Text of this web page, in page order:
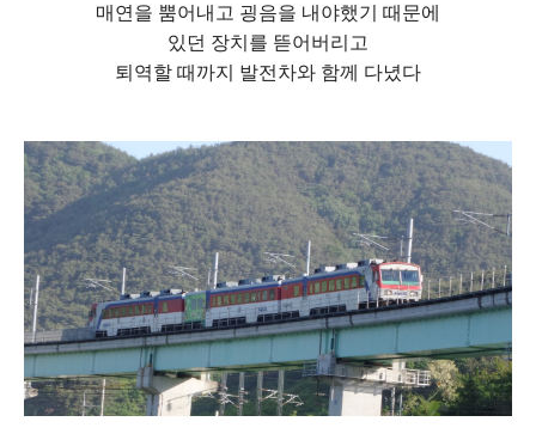
매연을 뿜어내고 굉음을 내야했기 때문에
있던 장치를 뜯어버리고
퇴역할 때까지 발전차와 함께 다녔다